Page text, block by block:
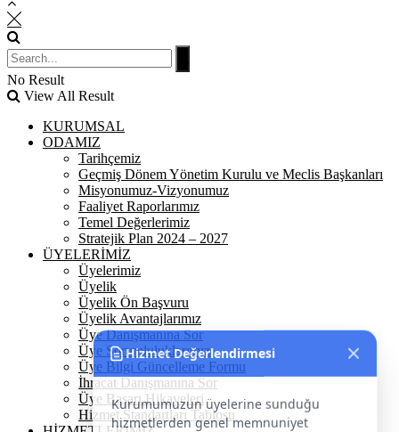
Hizmet Değerlendirmesi
Kurumumuzun üyelerine sunduğu
hizmetlerden genel memnuniyet
düzeyinizi nasıl değerlendirirsiniz?
Çok Memnunum
No Result
View All Result
KURUMSAL
ODAMIZ
Tarihçemiz
Geçmiş Dönem Yönetim Kurulu ve Meclis Başkanları
Misyonumuz-Vizyonumuz
Faaliyet Raporlarımız
Temel Değerlerimiz
Stratejik Plan 2024 – 2027
ÜYELERİMİZ
Üyelerimiz
Üyelik
Üyelik Ön Başvuru
Üyelik Avantajlarımız
Üye Danışmanına Sor
Üye Sorumluluklarımız
Üye Bilgi Güncelleme Formu
İhracat Danışmanına Sor
Üye Başarı Hikayeleri
Hizmet Standartları Tablosu